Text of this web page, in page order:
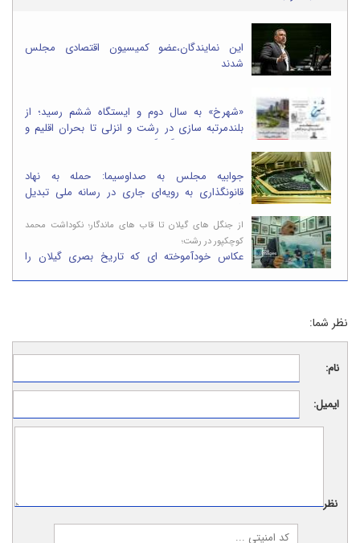
این نمایندگان،عضو کمیسیون اقتصادی مجلس
شدند
«شهرخ» به سال دوم و ایستگاه ششم رسید؛ از
بلندمرتبه سازی در رشت و انزلی تا بحران اقلیم و
روایت های فرهنگی گیلان
جوابیه مجلس به صداوسیما: حمله به نهاد
قانونگذاری به رویه‌ای جاری در رسانه ملی تبدیل
از جنگل های گیلان تا قاب های ماندگار؛ نکوداشت محمد
کوچکپور در رشت؛
عکاس خودآموخته ای که تاریخ بصری گیلان را
نظر شما:
نام:
ایمیل:
نظر: